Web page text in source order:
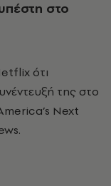
στο
ότι
της στο
Next